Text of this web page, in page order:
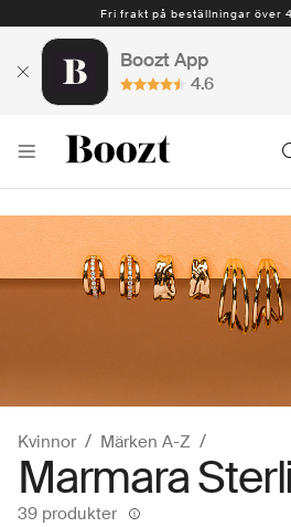
Fri frakt på beställningar över
Boozt App
4.6
Kvinnor Märken A-Z
Marmara
39 produkter